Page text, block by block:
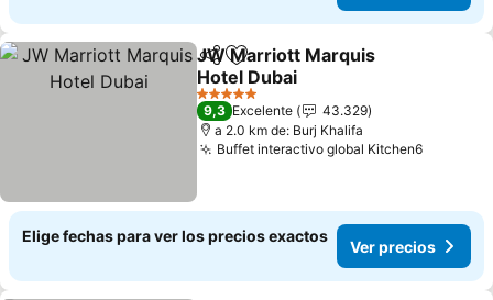
CompartirAgregar a favoritos
JW Marriott Marquis
Hotel Dubai
5 Estrellas
9,3 Excelente
43.329
a 2.0 km de: Burj Khalifa
Buffet interactivo global Kitchen6
Elige fechas para ver los precios exactos
Ver precios